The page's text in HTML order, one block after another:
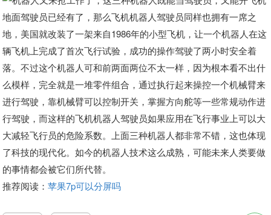
地面驾驶员已经有了，那么飞机机器人驾驶员同样也拥有一席之
地，美国就改装了一架来自1986年的小型飞机，让一个机器人在这
辆飞机上完成了首次飞行试验，成功的操作驾驶了两小时安全着
落。不过这个机器人可和前两面两位不太一样，因为根本看不出什
么模样，完全就是一堆零件组合，通过执行起来操控一个机械臂来
进行驾驶，靠机械臂可以控制开关，掌握方向舵等一些常规动作进
行驾驶，而这样的飞机机器人驾驶员如果应用在飞行事业上可以大
大减轻飞行员的危险系数。上面三种机器人都非常不错，这也体现
了科技的现代化。如今的机器人技术这么成熟，可能未来人类要做
的事情都会被它们所代替。
推荐阅读：苹果7p可以分屏吗